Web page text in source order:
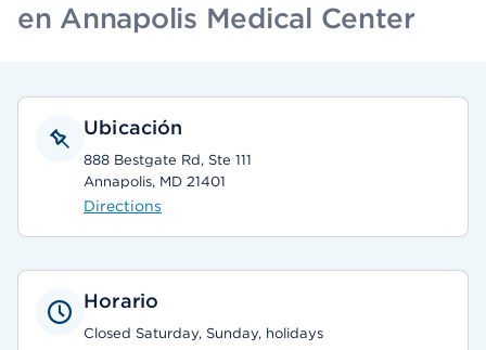
en Annapolis Medical Center
Ubicación
888 Bestgate Rd, Ste 111
Annapolis, MD 21401
Directions
Horario
Closed Saturday, Sunday, holidays